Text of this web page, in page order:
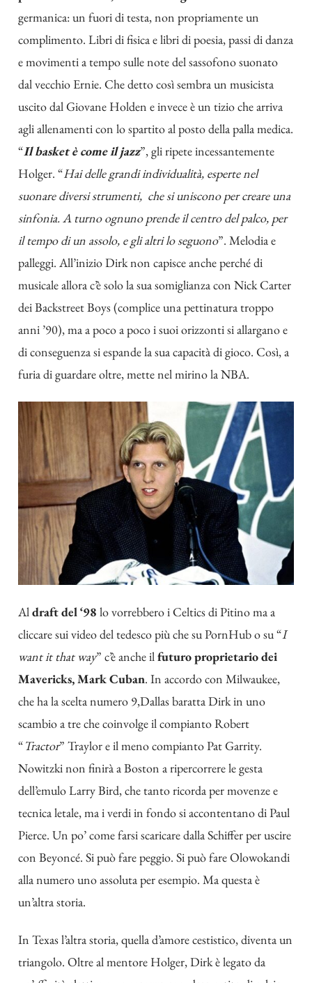
germanica: un fuori di testa, non propriamente un
complimento. Libri di fisica e libri di poesia, passi di danza
e movimenti a tempo sulle note del sassofono suonato
dal vecchio Ernie. Che detto così sembra un musicista
uscito dal Giovane Holden e invece è un tizio che arriva
agli allenamenti con lo spartito al posto della palla medica.
“Il basket è come il jazz”, gli ripete incessantemente
Holger. “Hai delle grandi individualità, esperte nel
suonare diversi strumenti, che si uniscono per creare una
sinfonia. A turno ognuno prende il centro del palco, per
il tempo di un assolo, e gli altri lo seguono”. Melodia e
palleggi. All’inizio Dirk non capisce anche perché di
musicale allora c’è solo la sua somiglianza con Nick Carter
dei Backstreet Boys (complice una pettinatura troppo
anni ’90), ma a poco a poco i suoi orizzonti si allargano e
di conseguenza si espande la sua capacità di gioco. Così, a
furia di guardare oltre, mette nel mirino la NBA.
Aldraft del ‘98 lo vorrebbero i Celtics di Pitino ma a
cliccare sui video del tedesco più che su PornHub o su “I
want it that way” c’è anche ilfuturo proprietario dei
Mavericks, Mark Cuban. In accordo con Milwaukee,
che ha la scelta numero 9,Dallas baratta Dirk in uno
scambio a tre che coinvolge il compianto Robert
“Tractor” Traylor e il meno compianto Pat Garrity.
Nowitzki non finirà a Boston a ripercorrere le gesta
dell’emulo Larry Bird, che tanto ricorda per movenze e
tecnica letale, ma i verdi in fondo si accontentano di Paul
Pierce. Un po’ come farsi scaricare dalla Schiffer per uscire
con Beyoncé. Si può fare peggio. Si può fare Olowokandi
alla numero uno assoluta per esempio. Ma questa è
un’altra storia.
In Texas l’altra storia, quella d’amore cestistico, diventa un
triangolo. Oltre al mentore Holger, Dirk è legato da